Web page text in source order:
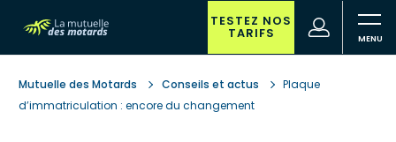
contenu
principal recherche
TESTEZ NOS
TARIFS
(nouvelle
fenêtre)
Mutuelle des Motards Conseils et actus
Plaque
d’immatriculation : encore du changement